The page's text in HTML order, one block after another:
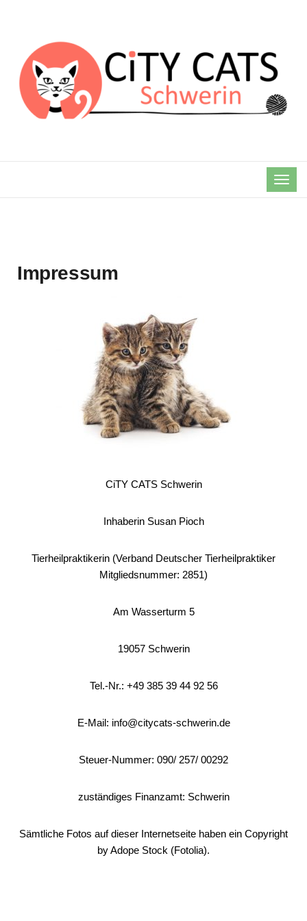
Impressum
CiTY CATS Schwerin
Inhaberin Susan Pioch
Tierheilpraktikerin (Verband Deutscher Tierheilpraktiker
Mitgliedsnummer: 2851)
Am Wasserturm 5
19057 Schwerin
Tel.-Nr.: +49 385 39 44 92 56
E-Mail: info@citycats-schwerin.de
Steuer-Nummer: 090/ 257/ 00292
zuständiges Finanzamt: Schwerin
Sämtliche Fotos auf dieser Internetseite haben ein Copyright
by Adope Stock (Fotolia).